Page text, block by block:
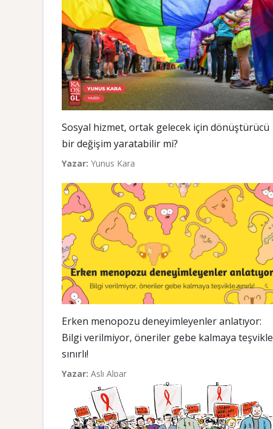
Sosyal hizmet, ortak gelecek için dönüştürücü
bir değişim yaratabilir mi?
Yazar: Yunus Kara
Erken menopozu deneyimleyenler anlatıyor:
Bilgi verilmiyor, öneriler gebe kalmaya teşvikle
sınırlı!
Yazar: Aslı Alpar